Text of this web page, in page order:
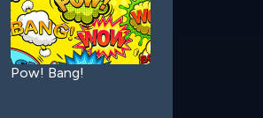
Pow! Bang!